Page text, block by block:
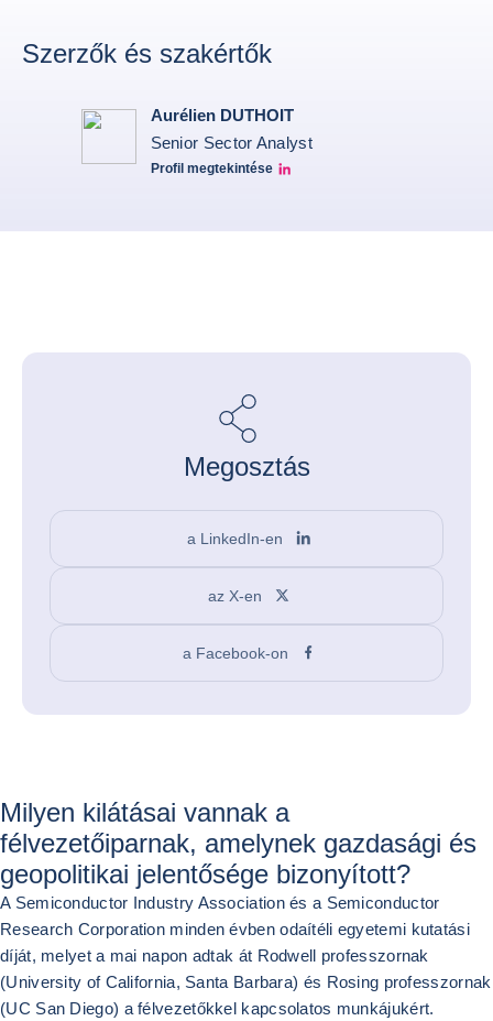
Szerzők és szakértők
Aurélien DUTHOIT
Senior Sector Analyst
Profil megtekintése
Aurélien Duthoit Linkedin profile
Megosztás
a LinkedIn-en
az X-en
a Facebook-on
Milyen kilátásai vannak a
félvezetőiparnak, amelynek gazdasági és
geopolitikai jelentősége bizonyított?
A Semiconductor Industry Association és a Semiconductor
Research Corporation minden évben odaítéli egyetemi kutatási
díját, melyet a mai napon adtak át Rodwell professzornak
(University of California, Santa Barbara) és Rosing professzornak
(UC San Diego) a félvezetőkkel kapcsolatos munkájukért.